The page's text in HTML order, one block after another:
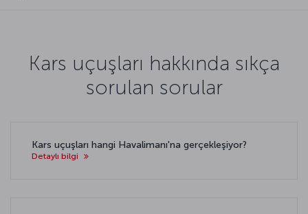
Kars uçuşları hakkında sıkça
sorulan sorular
Kars uçuşları hangi Havalimanı'na gerçekleşiyor?
Detaylı bilgi